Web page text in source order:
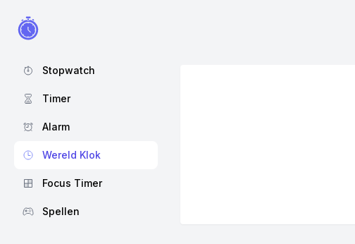
Stopwatch
Timer
Alarm
Wereld Klok
Focus Timer
Spellen